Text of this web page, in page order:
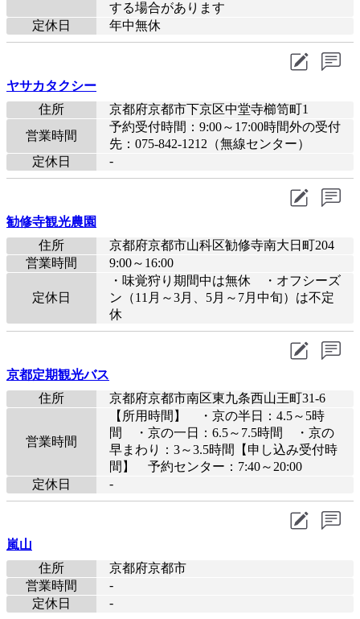
する場合があります
定休日
年中無休
ヤサカタクシー
住所
京都府京都市下京区中堂寺櫛笥町1
営業時間
予約受付時間：9:00～17:00時間外の受付
先：075-842-1212（無線センター）
定休日
-
勧修寺観光農園
住所
京都府京都市山科区勧修寺南大日町204
営業時間
9:00～16:00
定休日
・味覚狩り期間中は無休 ・オフシーズ
ン（11月～3月、5月～7月中旬）は不定
休
京都定期観光バス
住所
京都府京都市南区東九条西山王町31-6
営業時間
【所用時間】 ・京の半日：4.5～5時
間 ・京の一日：6.5～7.5時間 ・京の
早まわり：3～3.5時間【申し込み受付時
間】 予約センター：7:40～20:00
定休日
-
嵐山
住所
京都府京都市
営業時間
-
定休日
-